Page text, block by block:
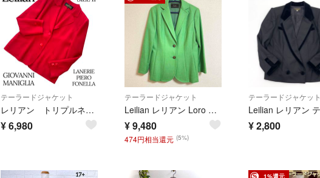
テーラードジャケット
レリアン トリプルネーム 最高級生地 テーラードジャケット サイズ11 極美品
¥6,980
テーラードジャケット
Leilian レリアン Loro Piana ロロピアーナ カシミヤ混 テーラードジャケット 9号 日本製 クリーニング済み
¥9,480
474円相当還元 (5%)
テーラードジャケット
¥2,800